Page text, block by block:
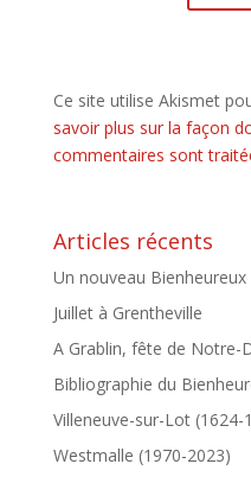
Ce site utilise Akismet
savoir plus sur la façon
commentaires sont
Articles récents
Un nouveau
Juillet à Grentheville
A Grablin, fête de Notre-
Bibliographie du
Villeneuve-sur-Lot
Westmalle (1970-2023)